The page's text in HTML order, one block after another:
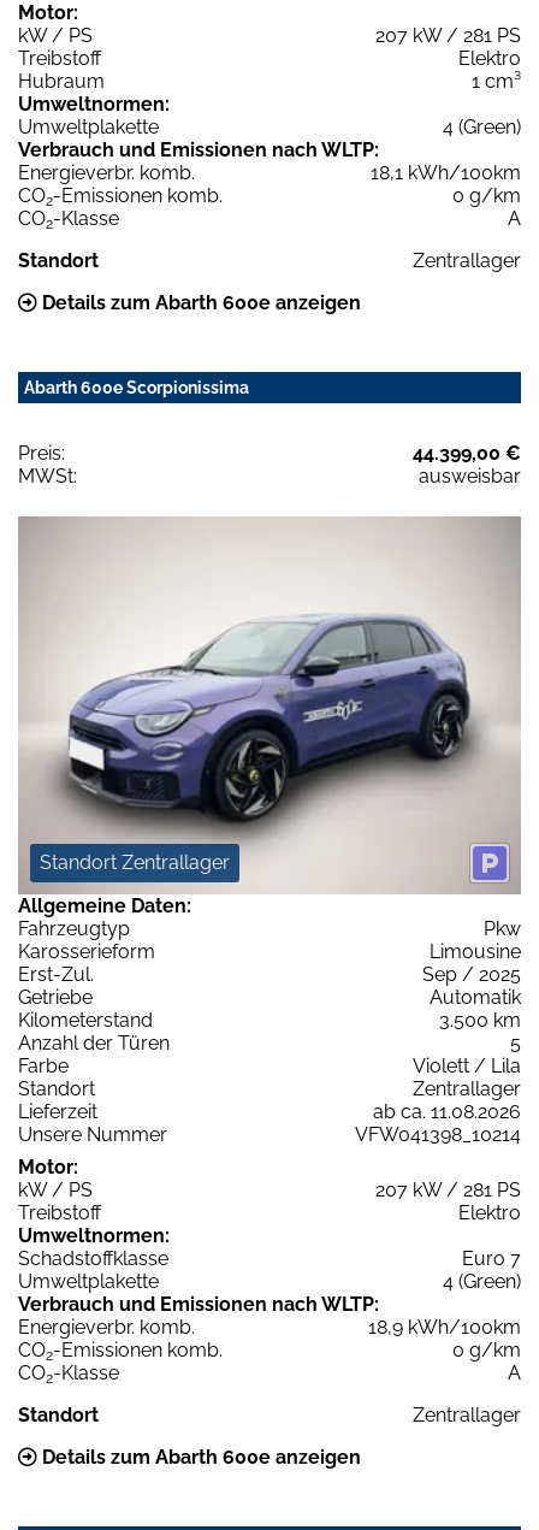
Motor:
kW / PS
207 kW / 281 PS
Treibstoff
Elektro
Hubraum
1 cm³
Umweltnormen:
Umweltplakette
4 (Green)
Verbrauch und Emissionen nach WLTP:
Energieverbr. komb.
18,1 kWh/100km
CO2-Emissionen komb.
0 g/km
CO2-Klasse
A
Standort
Zentrallager
Details zum Abarth 600e anzeigen
Abarth 600e Scorpionissima
Preis:
44.399,00 €
MWSt:
ausweisbar
Standort Zentrallager
Allgemeine Daten:
Fahrzeugtyp
Pkw
Karosserieform
Limousine
Erst-Zul.
Sep / 2025
Getriebe
Automatik
Kilometerstand
3.500 km
Anzahl der Türen
5
Farbe
Violett / Lila
Standort
Zentrallager
Lieferzeit
ab ca. 11.08.2026
Unsere Nummer
VFW041398_10214
Motor:
kW / PS
207 kW / 281 PS
Treibstoff
Elektro
Umweltnormen:
Schadstoffklasse
Euro 7
Umweltplakette
4 (Green)
Verbrauch und Emissionen nach WLTP:
Energieverbr. komb.
18,9 kWh/100km
CO2-Emissionen komb.
0 g/km
CO2-Klasse
A
Standort
Zentrallager
Details zum Abarth 600e anzeigen